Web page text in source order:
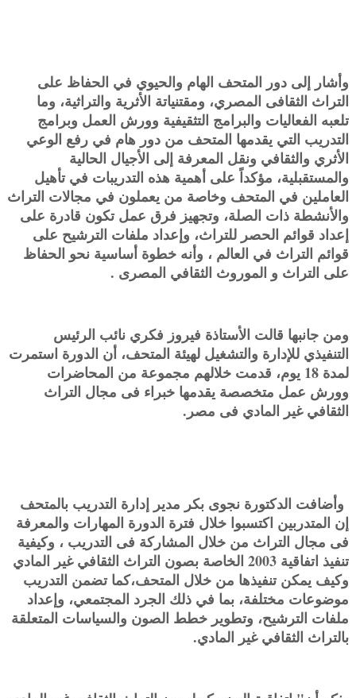
وأشار إلى دور المتحف الهام والحيوي في الحفاظ على
التراث الثقافى المصري، ومقتنياتة الأثرية والتراثية، وما
تلعبه الفعاليات والبرامج التثقيفية وورش العمل وبرامج
التدريب التي يقدمها المتحف من دور هام في رفع الوعي
الأثري والثقافي ونقل المعرفة إلى الأجيال الحالية
والمستقبلية، مؤكداً على أهمية هذه التدريبات في تأهيل
العاملين في المتحف وخاصة من يعملون في مجالات التراث
والأنشطة ذات الصلة، وتجهيز فرق عمل تكون قادرة على
إعداد قوائم الحصر للتراث، وإعداد ملفات الترشيح على
قوائم التراث في العالم ، وأنه خطوة أساسية نحو الحفاظ
على التراث و الموروث الثقافي المصرى .
ومن جانبها قالت الأستاذة فيروز فكري نائب الرئيس
التنفيذي للإدارة والتشغيل لهيئة المتحف، أن الدورة استمرت
لمدة 18 يوم، قدمت خلالهم مجموعة من المحاضرات
وورش عمل متخصصة يقدمها خبراء فى مجال التراث
الثقافي غير المادي فى مصر.
وأضافت الدكتورة نجوى بكر مدير إدارة التدريب بالمتحف
إن المتدربين اكتسبوا خلال فترة الدورة المهارات والمعرفة
فى مجال التراث من خلال المشاركة فى التدريب ، وكيفية
تنفيذ اتفاقية 2003 الخاصة بصون التراث الثقافي غير المادي
وكيف يمكن تنفيذها من خلال المتحف،كما تضمن التدريب
موضوعات مختلفة، بما في ذلك الجرد المجتمعي، وإعداد
ملفات الترشيح، وتطوير خطط الصون والسياسات المتعلقة
بالتراث الثقافي غير المادي.